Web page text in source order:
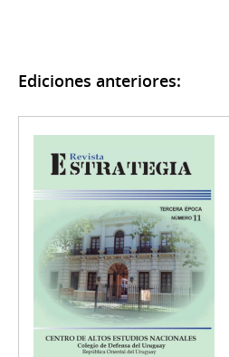
Ediciones anteriores: